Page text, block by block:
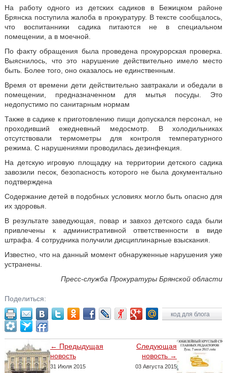
На работу одного из детских садиков в Бежицком районе
Брянска поступила жалоба в прокуратуру. В тексте сообщалось,
что воспитанники садика питаются не в специальном
помещении, а в моечной.
По факту обращения была проведена прокурорская проверка.
Выяснилось, что это нарушение действительно имело место
быть. Более того, оно оказалось не единственным.
Время от времени дети действительно завтракали и обедали в
помещении, предназначенном для мытья посуды. Это
недопустимо по санитарным нормам
Также в садике к приготовлению пищи допускался персонал, не
проходивший ежедневный медосмотр. В холодильниках
отсутствовали термометры для контроля температурного
режима. С нарушениями проводилась дезинфекция.
На детскую игровую площадку на территории детского садика
завозили песок, безопасность которого не была документально
подтверждена
Содержание детей в подобных условиях могло быть опасно для
их здоровья.
В результате заведующая, повар и завхоз детского сада были
привлечены к административной ответственности в виде
штрафа. 4 сотрудника получили дисциплинарные взыскания.
Известно, что на данный момент обнаруженные нарушения уже
устранены.
Пресс-служба Прокуратуры Брянской области
Поделиться:
код для блога
← Предыдущая
новость
31 Июля 2015
Следующая
новость →
03 Августа 2015